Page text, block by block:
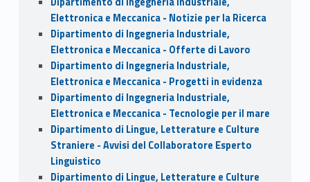
Elettronica e Meccanica - Notizie per la Ricerca
Dipartimento di Ingegneria Industriale,
Elettronica e Meccanica - Offerte di Lavoro
Dipartimento di Ingegneria Industriale,
Elettronica e Meccanica - Progetti in evidenza
Dipartimento di Ingegneria Industriale,
Elettronica e Meccanica - Tecnologie per il mare
Dipartimento di Lingue, Letterature e Culture
Straniere - Avvisi del Collaboratore Esperto
Linguistico
Dipartimento di Lingue, Letterature e Culture